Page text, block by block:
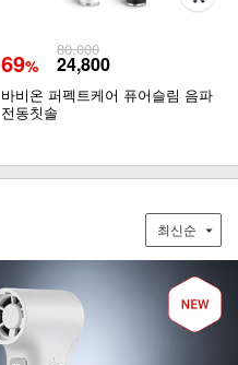
69%
80,000
24,800
바비온 퍼펙트케어 퓨어슬림 음파
전동칫솔